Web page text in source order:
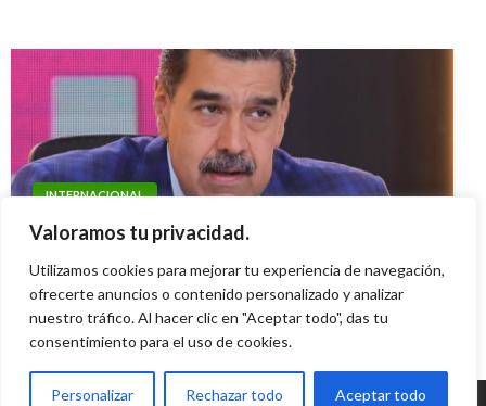
Valoramos tu privacidad.
Utilizamos cookies para mejorar tu experiencia de navegación,
ofrecerte anuncios o contenido personalizado y analizar
nuestro tráfico. Al hacer clic en "Aceptar todo", das tu
consentimiento para el uso de cookies.
Personalizar Rechazar todo Aceptar todo
INTERNACIONAL
Nicolás Maduro envía un mensaje a Trump:
Ariel Cabrera viernes noviembre 14, 2025